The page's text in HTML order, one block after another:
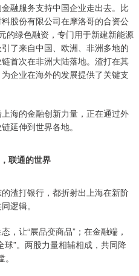
融服务支持中国企业走出去。比
股份有限公司在摩洛哥的合资公
的绿色融资，专门用于新建新能源
了来自中国、欧洲、非洲多地的
首次在非洲大陆落地。渣打在其
企业在海外的发展提供了关键支
海的金融创新力量，正在通过外
延伸到世界各地。
联通的世界
渣打银行，都折射出上海在新阶
逻辑。
，让“展品变商品”；在金融端，
”。两股力量相辅相成，共同降